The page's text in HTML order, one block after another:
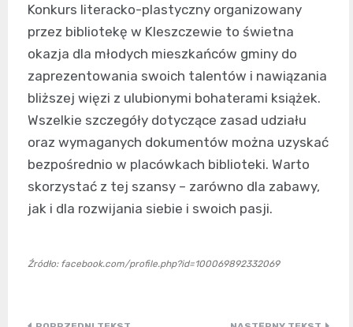
Konkurs literacko-plastyczny organizowany
przez bibliotekę w Kleszczewie to świetna
okazja dla młodych mieszkańców gminy do
zaprezentowania swoich talentów i nawiązania
bliższej więzi z ulubionymi bohaterami książek.
Wszelkie szczegóły dotyczące zasad udziału
oraz wymaganych dokumentów można uzyskać
bezpośrednio w placówkach biblioteki. Warto
skorzystać z tej szansy – zarówno dla zabawy,
jak i dla rozwijania siebie i swoich pasji.
Źródło: facebook.com/profile.php?id=100069892332069